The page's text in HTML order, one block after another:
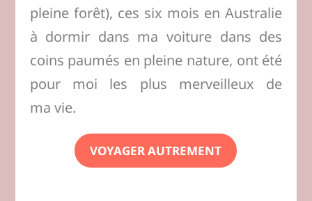
pleine forêt), ces six mois en Australie
à dormir dans ma voiture dans des
coins paumés en pleine nature, ont été
pour moi les plus merveilleux de
ma vie.
VOYAGER AUTREMENT